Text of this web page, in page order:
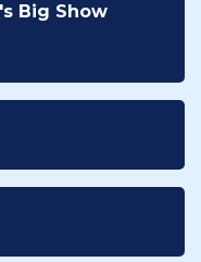
Big Show